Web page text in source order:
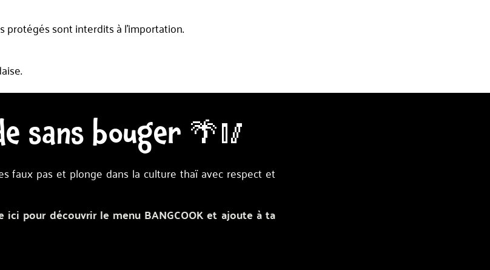
sont interdits à l’importation.
sans bouger 🌴🥢
faux pas et plonge dans la culture thaï avec respect et
pour découvrir le menu BANGCOOK et ajoute à ta